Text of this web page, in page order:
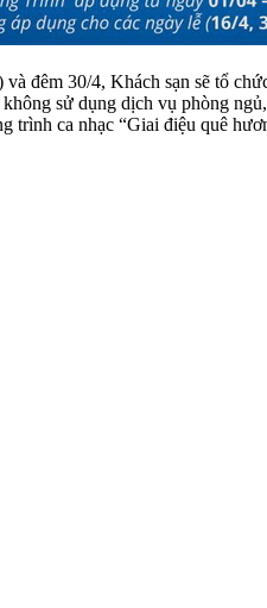
đêm 30/4, Khách sạn sẽ tổ
sử dụng dịch vụ phòng
trình ca nhạc “Giai điệu quê